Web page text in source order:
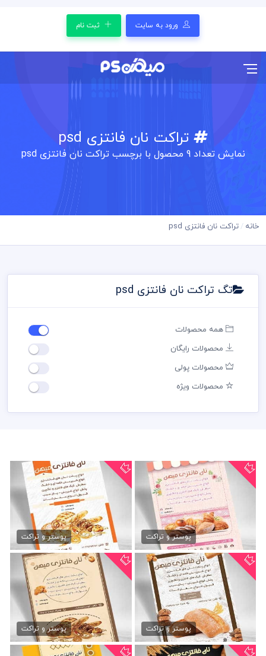
ورود به سایت ثبت نام
تراکت نان فانتزی psd
نمایش تعداد9 محصول با برچسب تراکت نان فانتزی psd
خانه تراکت نان فانتزی psd
تگ تراکت نان فانتزی psd
همه محصولات
محصولات رایگان
محصولات پولی
محصولات ویژه
دانلود تراکت نان فانتزی psd
79,000 تومان پوستر و تراکت
طرح تراکت نان فانتزی psd
79,000 تومان پوستر و تراکت
دانلود تراکت نان فانتزی
79,000 تومان پوستر و تراکت
دانلود تراکت نان فانتزی psd
79,000 تومان پوستر و تراکت